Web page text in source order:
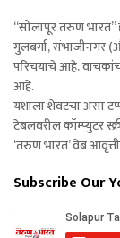
“सोलापूर तरुण भारत”
गुलबर्गा, संभाजीनगर
परिचयाचे आहे.
आहे.
यशाला शेवटचा असा
टेबलवरील कॉम्प्युटर
‘तरुण भारत’ वेब
Subscribe Our